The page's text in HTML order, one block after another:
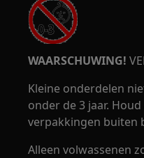
WAARSCHUWING!
Kleine onderdelen
onder de 3 jaar.
verpakkingen buiten
Alleen volwassenen